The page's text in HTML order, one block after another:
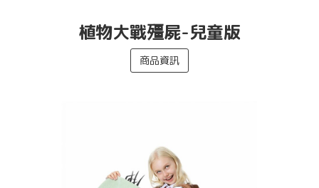
植物大戰殭屍-兒童版
商品資訊